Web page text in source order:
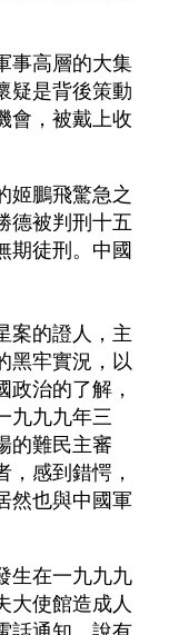
事高層的大集
疑是背後策動
會，被戴上收
姬鵬飛驚急之
德被判刑十五
期徒刑。中國
案的證人，主
黑牢實況，以
政治的了解，
九九九年三
的難民主審
，感到錯愕，
然也與中國軍
生在一九九九
大使館造成人